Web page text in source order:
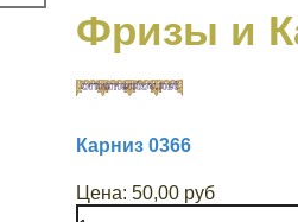
Фризы и
Карниз 0366
Цена: 50,00 руб